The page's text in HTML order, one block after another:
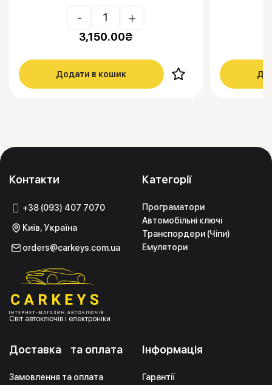
- +
3,150.00₴
Додати в кошик
Контакти
+38 (093) 407 7070
Київ, Україна
orders@carkeys.com.ua
Світ автоключів і електроніки
Категорії
Програматори
Автомобільні ключі
Транспордери (Чіпи)
Емулятори
Інформація
Гарантії
Доставка та оплата
Замовлення та оплата